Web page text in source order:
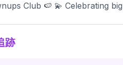
Club 🍉 💫 Celebrating
跡